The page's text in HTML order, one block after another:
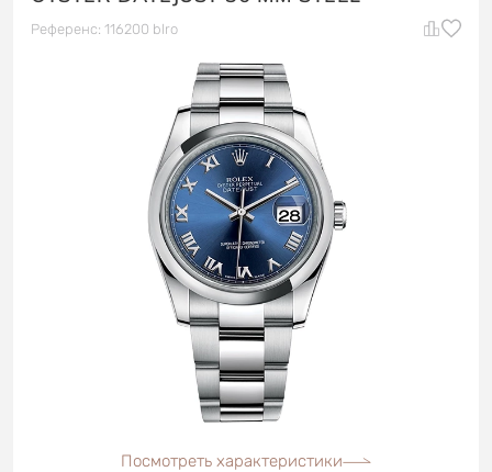
Референс: 116200 blro
Посмотреть характеристики